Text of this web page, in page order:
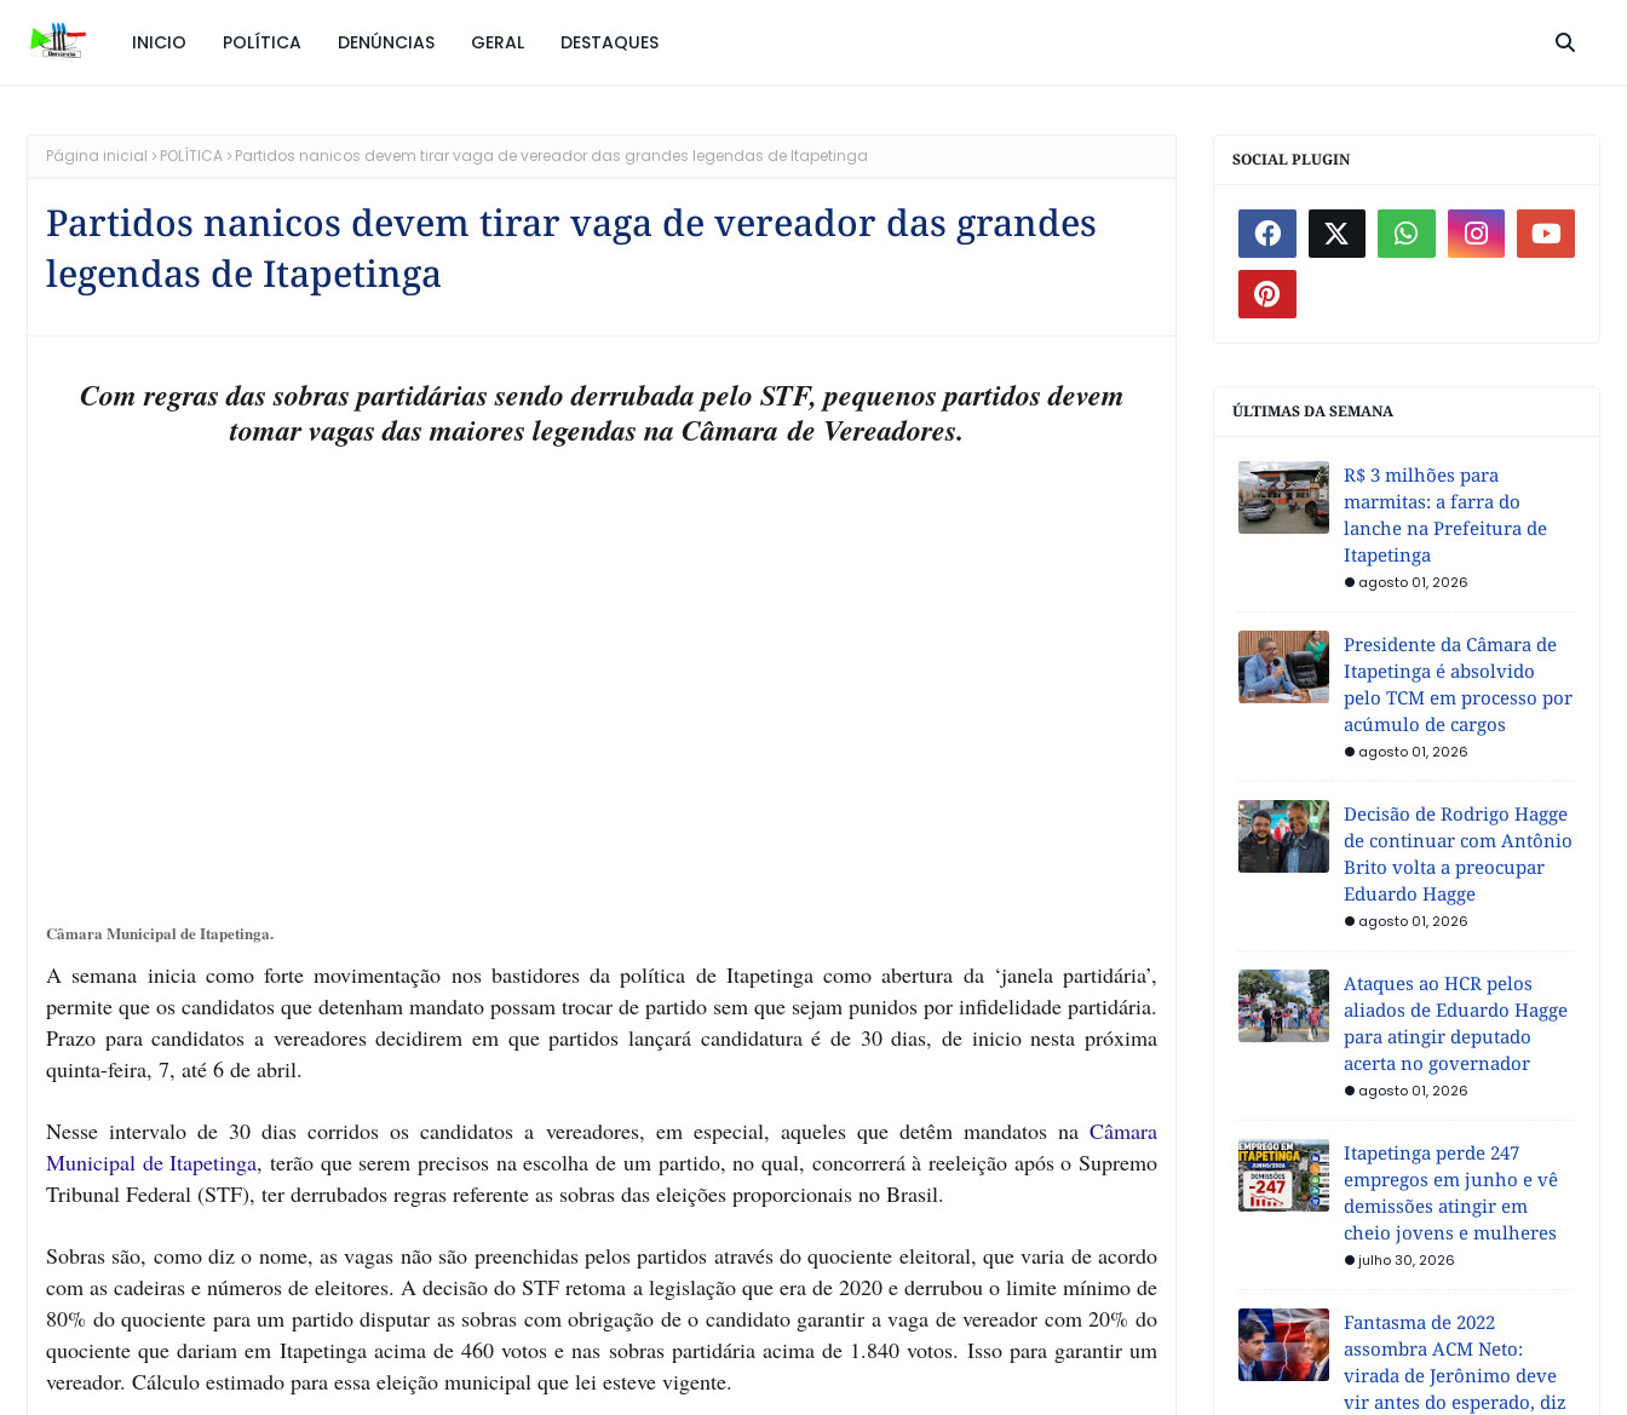
INICIO POLÍTICA DENÚNCIAS GERAL DESTAQUES
Página inicial POLÍTICA Partidos nanicos devem tirar vaga de vereador das grandes legendas de Itapetinga
Partidos nanicos devem tirar vaga de vereador das grandes
legendas de Itapetinga
Com regras das sobras partidárias sendo derrubada pelo STF, pequenos partidos devem
tomar vagas das maiores legendas na Câmara de Vereadores.
Câmara Municipal de Itapetinga.
A semana inicia como forte movimentação nos bastidores da política de Itapetinga como abertura da ‘janela partidária’,
permite que os candidatos que detenham mandato possam trocar de partido sem que sejam punidos por infidelidade partidária.
Prazo para candidatos a vereadores decidirem em que partidos lançará candidatura é de 30 dias, de inicio nesta próxima
quinta-feira, 7, até 6 de abril.
Nesse intervalo de 30 dias corridos os candidatos a vereadores, em especial, aqueles que detêm mandatos na Câmara
Municipal de Itapetinga, terão que serem precisos na escolha de um partido, no qual, concorrerá à reeleição após o Supremo
Tribunal Federal (STF), ter derrubados regras referente as sobras das eleições proporcionais no Brasil.
Sobras são, como diz o nome, as vagas não são preenchidas pelos partidos através do quociente eleitoral, que varia de acordo
com as cadeiras e números de eleitores. A decisão do STF retoma a legislação que era de 2020 e derrubou o limite mínimo de
80% do quociente para um partido disputar as sobras com obrigação de o candidato garantir a vaga de vereador com 20% do
quociente que dariam em Itapetinga acima de 460 votos e nas sobras partidária acima de 1.840 votos. Isso para garantir um
vereador. Cálculo estimado para essa eleição municipal que lei esteve vigente.
SOCIAL PLUGIN
ÚLTIMAS DA SEMANA
R$ 3 milhões para
marmitas: a farra do
lanche na Prefeitura de
Itapetinga
agosto 01, 2026
Presidente da Câmara de
Itapetinga é absolvido
pelo TCM em processo por
acúmulo de cargos
agosto 01, 2026
Decisão de Rodrigo Hagge
de continuar com Antônio
Brito volta a preocupar
Eduardo Hagge
agosto 01, 2026
Ataques ao HCR pelos
aliados de Eduardo Hagge
para atingir deputado
acerta no governador
agosto 01, 2026
Itapetinga perde 247
empregos em junho e vê
demissões atingir em
cheio jovens e mulheres
julho 30, 2026
Fantasma de 2022
assombra ACM Neto:
virada de Jerônimo deve
vir antes do esperado, diz